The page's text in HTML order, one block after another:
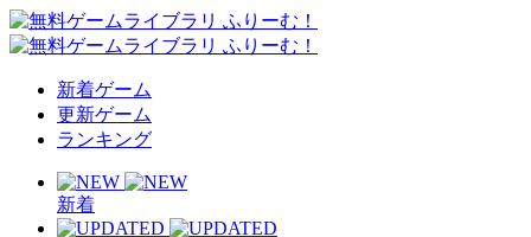
新着ゲーム
更新ゲーム
ランキング
新着